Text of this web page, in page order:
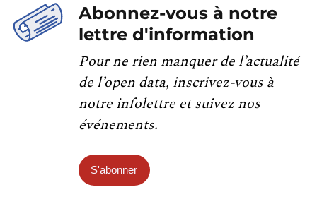
Abonnez-vous à notre
lettre d'information
Pour ne rien manquer de l’actualité
de l’open data, inscrivez-vous à
notre infolettre et suivez nos
événements.
S'abonner